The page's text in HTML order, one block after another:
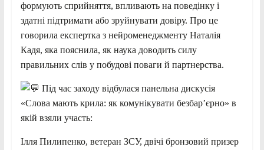
формують сприйняття, впливають на поведінку і
здатні підтримати або зруйнувати довіру. Про це
говорила експертка з нейроменеджменту Наталія
Кадя, яка пояснила, як наука доводить силу
правильних слів у побудові поваги й партнерства.
Під час заходу відбулася панельна дискусія
«Слова мають крила: як комунікувати безбар’єрно» в
якій взяли участь:
Ілля Пилипенко, ветеран ЗСУ, двічі бронзовий призер